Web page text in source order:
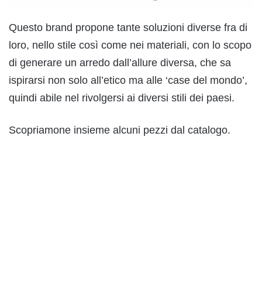
Questo brand propone tante soluzioni diverse fra di
loro, nello stile così come nei materiali, con lo scopo
di generare un arredo dall’allure diversa, che sa
ispirarsi non solo all’etico ma alle ‘case del mondo’,
quindi abile nel rivolgersi ai diversi stili dei paesi.
Scopriamone insieme alcuni pezzi dal catalogo.